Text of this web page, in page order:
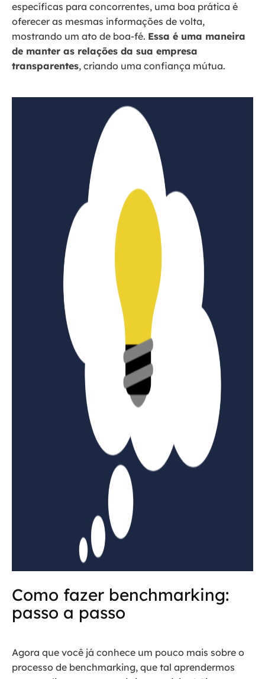
específicas para concorrentes, uma boa prática é
oferecer as mesmas informações de volta,
mostrando um ato de boa-fé. Essa é uma maneira
de manter as relações da sua empresa
transparentes, criando uma confiança mútua.
Como fazer benchmarking:
passo a passo
Agora que você já conhece um pouco mais sobre o
processo de benchmarking, que tal aprendermos